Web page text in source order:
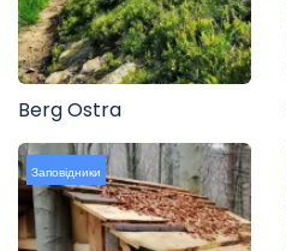
Berg Ostra
Заповідники